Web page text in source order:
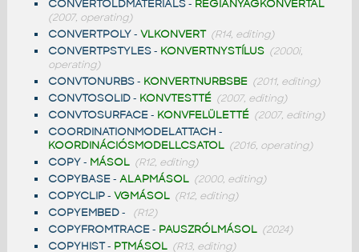
CONVERTOLDMATERIALS- RÉGIANYAGKONVERTÁL
(2007, operating)
CONVERTPOLY- VLKONVERT (R14, editing)
CONVERTPSTYLES- KONVERTNYSTÍLUS (2000i,
operating)
CONVTONURBS- KONVERTNURBSBE (2011, editing)
CONVTOSOLID- KONVTESTTÉ (2007, editing)
CONVTOSURFACE- KONVFELÜLETTÉ (2007, editing)
COORDINATIONMODELATTACH -
KOORDINÁCIÓSMODELLCSATOL (2016, operating)
COPY- MÁSOL (R12, editing)
COPYBASE- ALAPMÁSOL (2000, editing)
COPYCLIP- VGMÁSOL (R12, editing)
COPYEMBED- (R12)
COPYFROMTRACE- PAUSZRÓLMÁSOL (2024)
COPYHIST- PTMÁSOL (R13, editing)